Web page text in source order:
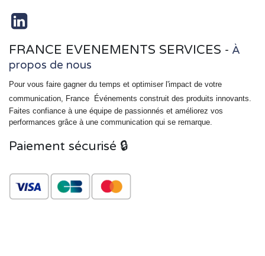
FRANCE EVENEMENTS SERVICES - À
propos de nous
Pour vous faire gagner du temps et optimiser l'impact de votre
communication, France
Événements construit des produits innovants.
Faites confiance à une équipe de passionnés et améliorez vos
performances grâce à une communication qui se remarque.
Paiement sécurisé 🔒